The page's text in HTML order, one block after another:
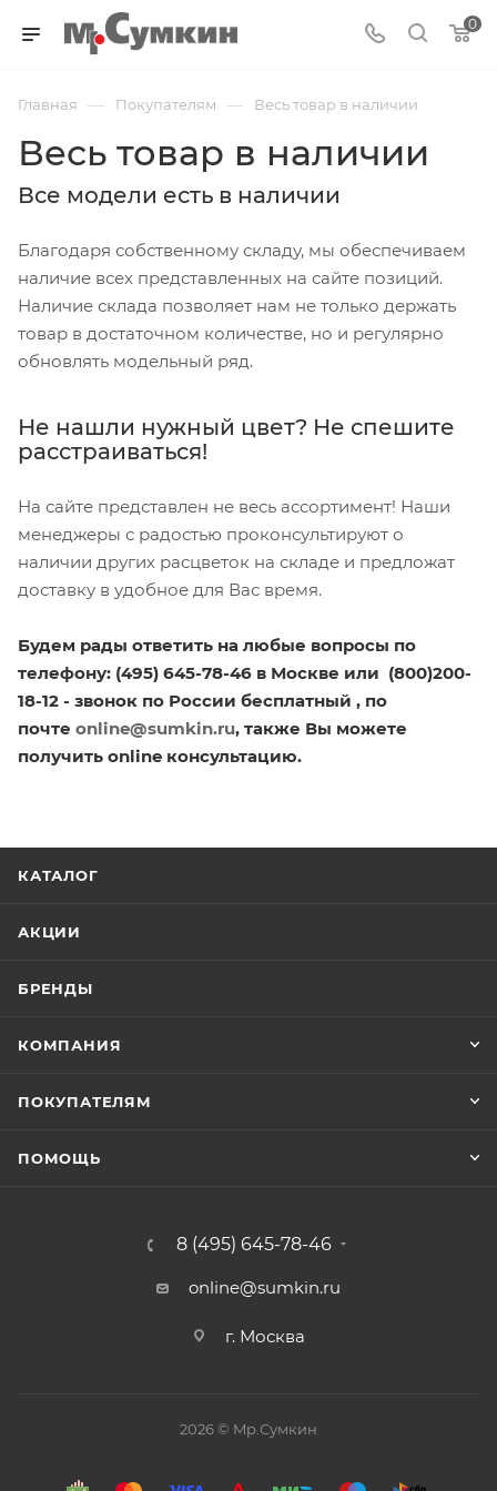
0
Главная — Покупателям — Весь товар в наличии
Весь товар в наличии
Все модели есть в наличии
Благодаря собственному складу, мы обеспечиваем
наличие всех представленных на сайте позиций.
Наличие склада позволяет нам не только держать
товар в достаточном количестве, но и регулярно
обновлять модельный ряд.
Не нашли нужный цвет? Не спешите
расстраиваться!
На сайте представлен не весь ассортимент! Наши
менеджеры с радостью проконсультируют о
наличии других расцветок на складе и предложат
доставку в удобное для Вас время.
Будем рады ответить на любые вопросы по
телефону: (495) 645-78-46 в Москве или (800)200-
18-12 - звонок по России бесплатный , по
почте online@sumkin.ru, также Вы можете
получить online консультацию.
КАТАЛОГ
АКЦИИ
БРЕНДЫ
КОМПАНИЯ
ПОКУПАТЕЛЯМ
ПОМОЩЬ
8 (495) 645-78-46
online@sumkin.ru
г. Москва
2026 © Mр.Сумкин